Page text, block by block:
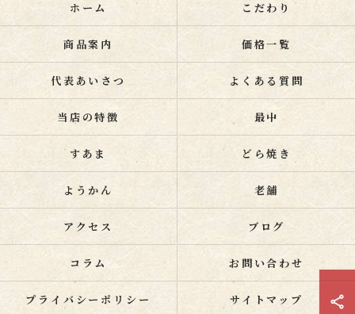
ホーム こだわり
商品案内 価格一覧
代表あいさつ よくある質問
当店の特徴 最中
すあま どら焼き
ようかん 老舗
アクセス ブログ
コラム お問い合わせ
プライバシーポリシー サイトマップ